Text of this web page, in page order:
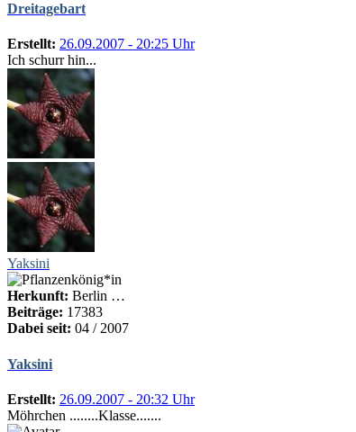
Dreitagebart
Erstellt: 26.09.2007 - 20:25 Uhr
Ich schurr hin...
Yaksini
Herkunft: Berlin …
Beiträge: 17383
Dabei seit: 04 / 2007
Yaksini
Erstellt: 26.09.2007 - 20:32 Uhr
Möhrchen ........Klasse.......